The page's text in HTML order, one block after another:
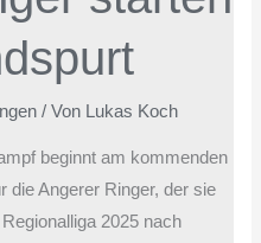
/ Von Lukas Koch
beginnt am kommenden
die Angerer Ringer, der sie
2025 nach